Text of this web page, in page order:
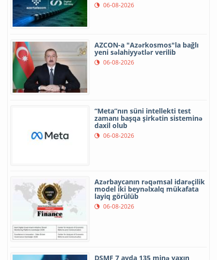
06-08-2026
AZCON-a "Azərkosmos"la bağlı
yeni səlahiyyətlər verilib
06-08-2026
“Meta”nın süni intellekti test
zamanı başqa şirkətin sisteminə
daxil olub
06-08-2026
Azərbaycanın rəqəmsal idarəçilik
model iki beynəlxalq mükafata
layiq görülüb
06-08-2026
DSMF 7 ayda 135 minə yaxın